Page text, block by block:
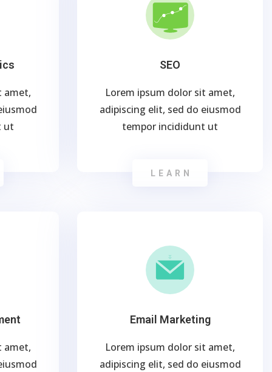
amet,
ut
SEO
Lorem ipsum dolor sit amet,
adipiscing elit, sed do eiusmod
tempor incididunt ut
LEARN
amet,
Email Marketing
Lorem ipsum dolor sit amet,
adipiscing elit, sed do eiusmod